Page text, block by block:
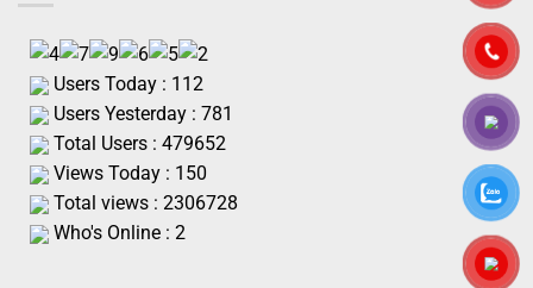
Users Today : 112
Users Yesterday : 781
Total Users : 479652
Views Today : 150
Total views : 2306728
Who's Online : 2